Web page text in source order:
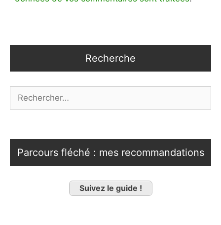
Recherche
Parcours fléché : mes recommandations
Suivez le guide !